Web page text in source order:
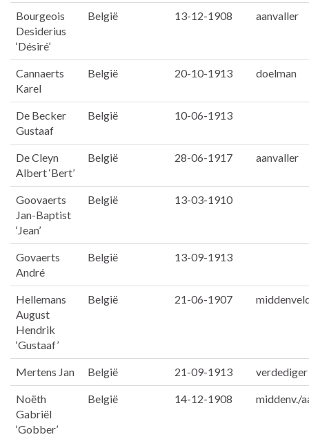
Bourgeois
Desiderius
‘Désiré’
België 13-12-1908 aanvaller
Cannaerts
Karel
België 20-10-1913 doelman
De Becker
Gustaaf
België 10-06-1913
De Cleyn
Albert ‘Bert’
België 28-06-1917 aanvaller
Goovaerts
Jan-Baptist
‘Jean’
België 13-03-1910
Govaerts
André
België 13-09-1913
Hellemans
August
Hendrik
‘Gustaaf’
België 21-06-1907
Mertens Jan België 21-09-1913 verdediger
Noëth
Gabriël
‘Gobber’
België 14-12-1908 middenv./